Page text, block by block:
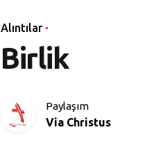
Alıntılar
Birlik
Paylaşım
Via Christus